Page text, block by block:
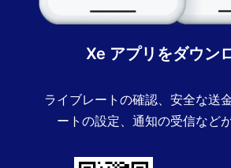
Xe アプリをダウン
ライブレートの確認、安全な送
ートの設定、通知の受信など